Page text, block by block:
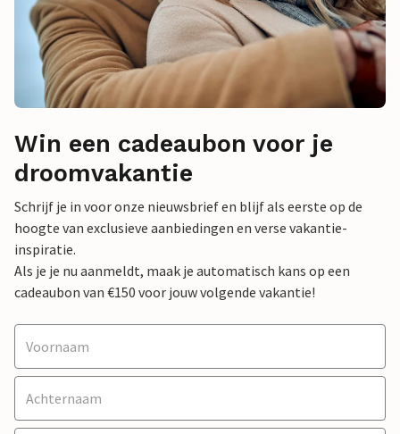
Win een cadeaubon voor je
droomvakantie
Schrijf je in voor onze nieuwsbrief en blijf als eerste op de
hoogte van exclusieve aanbiedingen en verse vakantie-
inspiratie.
Als je je nu aanmeldt, maak je automatisch kans op een
cadeaubon van €150 voor jouw volgende vakantie!